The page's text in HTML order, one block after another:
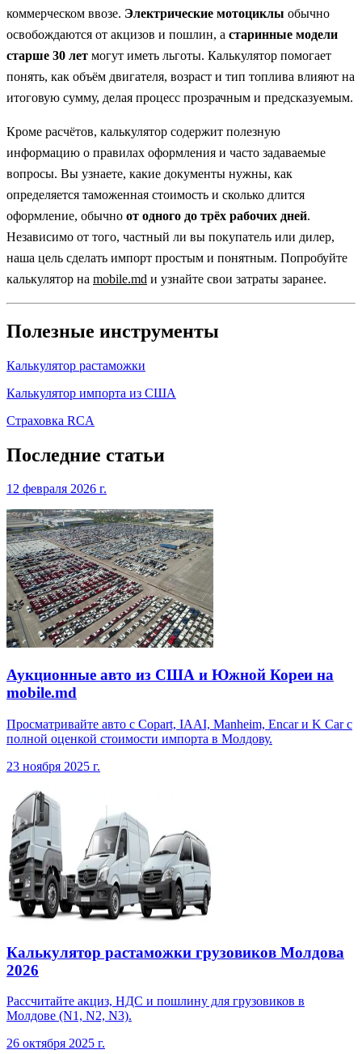
коммерческом ввозе. Электрические мотоциклы обычно
освобождаются от акцизов и пошлин, а старинные модели
старше 30 лет могут иметь льготы. Калькулятор помогает
понять, как объём двигателя, возраст и тип топлива влияют на
итоговую сумму, делая процесс прозрачным и предсказуемым.
Кроме расчётов, калькулятор содержит полезную
информацию о правилах оформления и часто задаваемые
вопросы. Вы узнаете, какие документы нужны, как
определяется таможенная стоимость и сколько длится
оформление, обычно от одного до трёх рабочих дней.
Независимо от того, частный ли вы покупатель или дилер,
наша цель сделать импорт простым и понятным. Попробуйте
калькулятор на mobile.md и узнайте свои затраты заранее.
Полезные инструменты
Калькулятор растаможки
Калькулятор импорта из США
Страховка RCA
Последние статьи
12 февраля 2026 г.
Аукционные авто из США и Южной Кореи на
mobile.md
Просматривайте авто с Copart, IAAI, Manheim, Encar и K Car с
полной оценкой стоимости импорта в Молдову.
23 ноября 2025 г.
Калькулятор растаможки грузовиков Молдова
2026
Рассчитайте акциз, НДС и пошлину для грузовиков в
Молдове (N1, N2, N3).
26 октября 2025 г.